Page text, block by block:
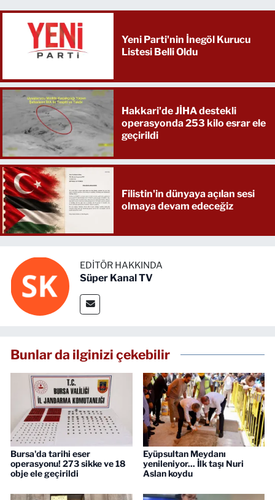
Yeni Parti'nin İnegöl Kurucu
Listesi Belli Oldu
Hakkari'de JİHA destekli
operasyonda 253 kilo esrar ele
geçirildi
Filistin'in dünyaya açılan sesi
olmaya devam edeceğiz
EDITÖR HAKKINDA
Süper Kanal TV
Bunlar da ilginizi çekebilir
Bursa'da tarihi eser
operasyonu! 273 sikke ve 18
obje ele geçirildi
Eyüpsultan Meydanı
yenileniyor... İlk taşı Nuri
Aslan koydu